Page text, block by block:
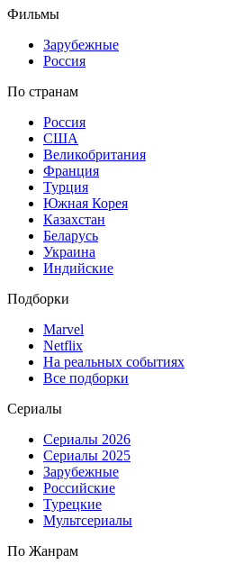
Фильмы
Зарубежные
Россия
По странам
Россия
США
Великобритания
Франция
Турция
Южная Корея
Казахстан
Беларусь
Украина
Индийские
Подборки
Marvel
Netflix
На реальных событиях
Все подборки
Сериалы
Сериалы 2026
Сериалы 2025
Зарубежные
Российские
Турецкие
Мультсериалы
По Жанрам